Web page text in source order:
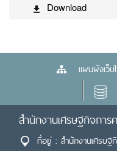
Download
แผนผังเว็บ
สำนักงานเศรษฐกิจกา
ที่อยู่ : สำนักงานเศรษ